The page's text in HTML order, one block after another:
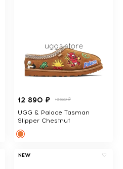
12 890 ₽ 13360 ₽
UGG & Palace Tasman
Slipper Chestnut
NEW